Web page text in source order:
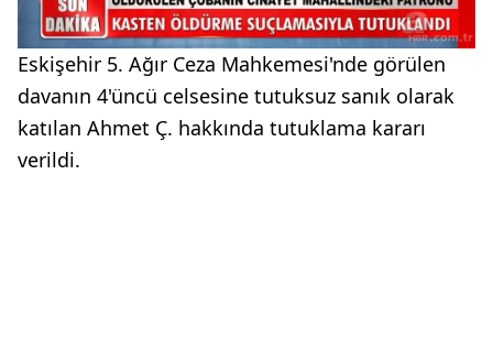
Eskişehir 5. Ağır Ceza Mahkemesi'nde görülen
davanın 4'üncü celsesine tutuksuz sanık olarak
katılan Ahmet Ç. hakkında tutuklama kararı
verildi.